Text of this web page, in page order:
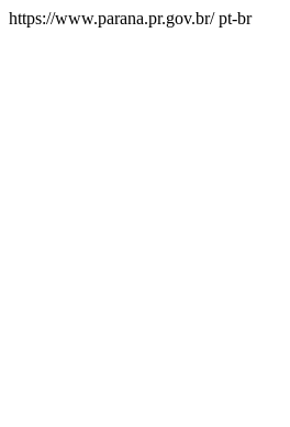
https://www.parana.pr.gov.br/pt-br